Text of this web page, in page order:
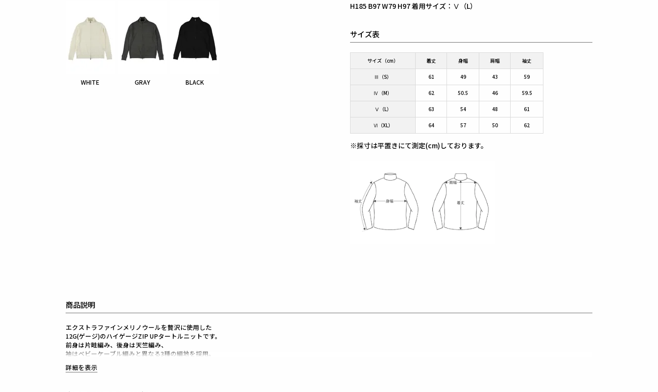
WHITE GRAY BLACK
H185 B97 W79 H97 着用サイズ：Ⅴ（L）
サイズ表
サイズ（cm） 着丈 身幅 肩幅 袖丈
Ⅲ（S） 61 49 43 59
Ⅳ（M） 62 50.5 46 59.5
Ⅴ（L） 63 54 48 61
Ⅵ（XL） 64 57 50 62
※採寸は平置きにて測定(cm)しております。
商品説明
エクストラファインメリノウールを贅沢に使用した
12G(ゲージ)のハイゲージZIP UPタートルニットです。
前身は片畦編み、後身は天竺編み、
袖はベビーケーブル編みと異なる3種の編地を採用。
ブランドのアイコンである「折鶴」を
左胸に同色で立体的に刺繍しています。
詳細を表示